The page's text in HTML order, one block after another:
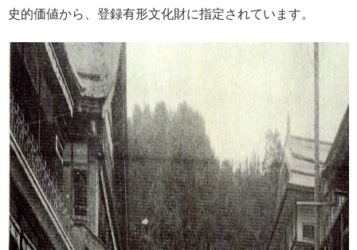
史的価値から、登録有形文化財に指定されています。